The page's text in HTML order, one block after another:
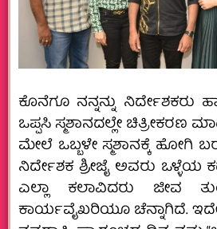
ಕೊನೆಗೂ ನನ್ನನ್ನು ನಿರ್ದೇಶಕರು
ಒಪ್ಪಸಿ ಸ್ಮಶಾನದಲ್ಲೇ ಚಿತ್ರೀಕರಣ
ಮೇಲೆ ಒಬ್ಬಳೇ ಸ್ಮಶಾನಕ್ಕೆ ಹೋಗಿ
ನಿರ್ದೇಶಕ ಶ್ರೀಜೈ ಅವರು ಒಳ್ಳೆಯ
ಎಲ್ಲಾ ಕಲಾವಿದರು ಜೀವ
ಕಾರ್ಯವೈಖರಿಯೂ ಚೆನ್ನಾಗಿದೆ.